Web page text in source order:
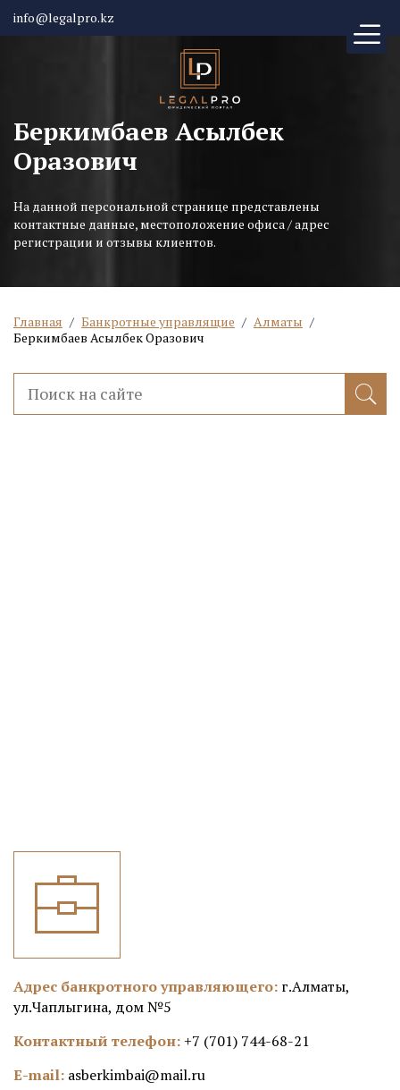
info@legalpro.kz
Беркимбаев Асылбек
Оразович
На данной персональной странице представлены
контактные данные, местоположение офиса / адрес
регистрации и отзывы клиентов.
Главная / Банкротные управлящие / Алматы /
Беркимбаев Асылбек Оразович
Адрес банкротного управляющего: г.Алматы,
ул.Чаплыгина, дом №5
Контактный телефон: +7 (701) 744-68-21
E-mail: asberkimbai@mail.ru